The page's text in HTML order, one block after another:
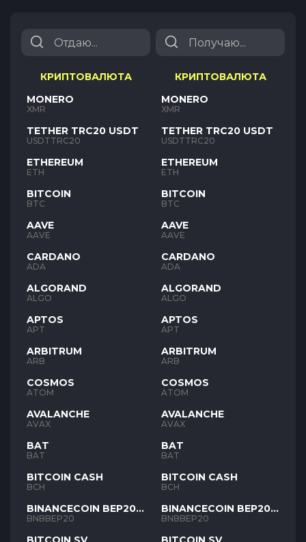
КРИПТОВАЛЮТА
MONERO
XMR
TETHER TRC20 USDT
USDTTRC20
ETHEREUM
ETH
BITCOIN
BTC
AAVE
AAVE
CARDANO
ADA
ALGORAND
ALGO
APTOS
APT
ARBITRUM
ARB
COSMOS
ATOM
AVALANCHE
AVAX
BAT
BAT
BITCOIN CASH
BCH
BINANCECOIN BEP20
BNB
BNBBEP20
КРИПТОВАЛЮТА
MONERO
XMR
TETHER TRC20 USDT
USDTTRC20
ETHEREUM
ETH
BITCOIN
BTC
AAVE
AAVE
CARDANO
ADA
ALGORAND
ALGO
APTOS
APT
ARBITRUM
ARB
COSMOS
ATOM
AVALANCHE
AVAX
BAT
BAT
BITCOIN CASH
BCH
BINANCECOIN BEP20
BNB
BNBBEP20